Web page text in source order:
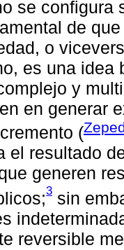
se configura
de
o
es una idea
y
en generar
(
el resultado
generen
3 sin
reversible